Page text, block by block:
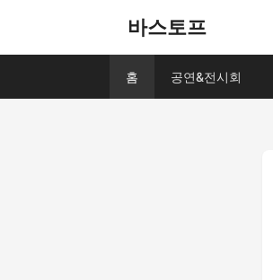
바스토프
홈 공연&전시회